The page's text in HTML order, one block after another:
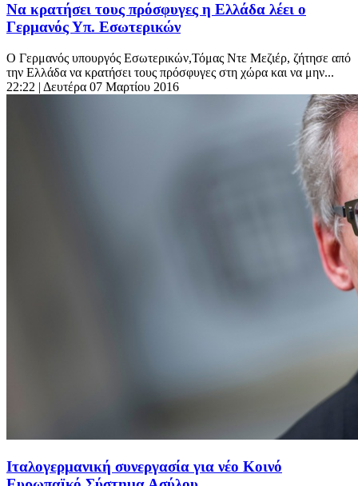
Να κρατήσει τους πρόσφυγες η Ελλάδα λέει ο
Γερμανός Υπ. Εσωτερικών
Ο Γερμανός υπουργός Εσωτερικών,Τόμας Ντε Μεζιέρ, ζήτησε από
την Ελλάδα να κρατήσει τους πρόσφυγες στη χώρα και να μην...
22:22 | Δευτέρα 07 Μαρτίου 2016
Ιταλογερμανική συνεργασία για νέο Κοινό